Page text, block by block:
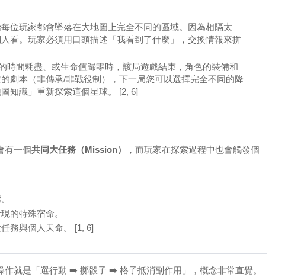
位玩家都會墜落在大地圖上完全不同的區域。因為相隔太
看。玩家必須用口頭描述「我看到了什麼」，交換情報來拼
時間耗盡、或生命值歸零時，該局遊戲結束，角色的裝備和
劇本（非傳承/非戰役制），下一局您可以選擇完全不同的降
知識」重新探索這個星球。
[2, 6]
有一個共同大任務（Mission）
，而玩家在探索過程中也會觸發個
的特殊宿命。
務與個人天命。 [1, 6]
作就是「選行動 ➡️ 擲骰子 ➡️ 格子抵消副作用」，概念非常直覺。